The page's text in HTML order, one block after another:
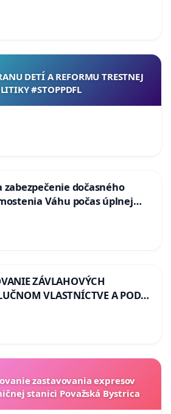
DETÍ A REFORMU TRESTNEJ
#STOPPDFL
zabezpečenie dočasného
Váhu počas úplnej
mosta v Komárne
ZÁVLAHOVÝCH
VLASTNÍCTVE A POD
REPUBLIKY & žiadosť
stavu závlahových a
na Slovensku
zastavovania expresov
stanici Považská Bystrica